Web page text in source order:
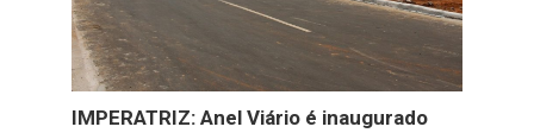
IMPERATRIZ: Anel Viário é inaugurado